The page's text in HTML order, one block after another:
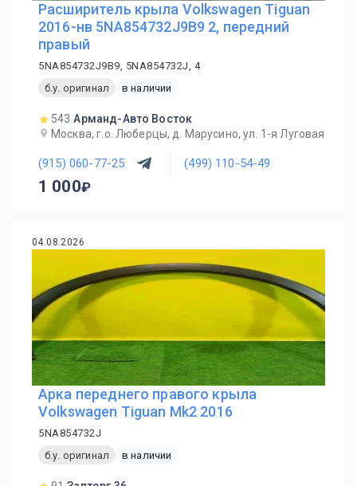
Расширитель крыла Volkswagen Tiguan
2016-нв 5NA854732J9B9 2, передний
правый
5NA854732J9B9, 5NA854732J, 4
б.у. оригинал
в наличии
543 Арманд-Авто Восток
Москва, г.о. Люберцы, д. Марусино, ул. 1-я Луговая
(915) 060-77-25 (499) 110-54-49
1 000
04.08.2026
Арка переднего правого крыла
Volkswagen Tiguan Mk2 2016
5NA854732J
б.у. оригинал
в наличии